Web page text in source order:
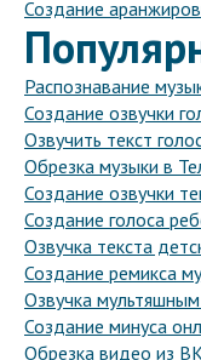
Создание
Распознавание
Создание озвучки
Озвучить текст
Обрезка музыки в
Создание озвучки
Создание голоса
Озвучка текста
Создание ремикса
Озвучка
Создание минуса
Обрезка видео из